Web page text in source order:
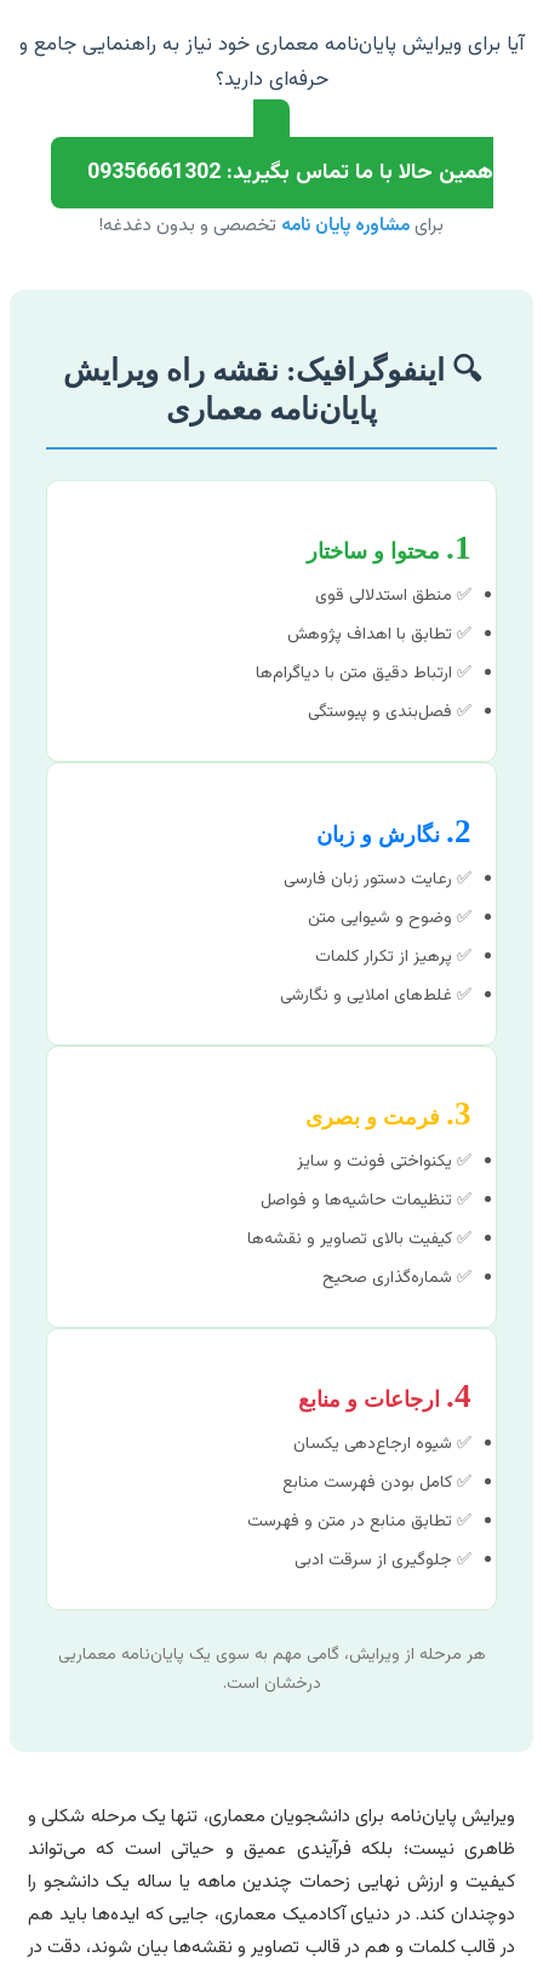
برای ویرایش پایان‌نامه معماری خود نیاز به راهنمایی جامع و
حرفه‌ای دارید؟
همین حالا با ما تماس بگیرید: 09356661302
مشاوره پایان نامهتخصصی و بدون دغدغه!
🔍 اینفوگرافیک: نقشه راه ویرایش
پایان‌نامه معماری
محتوا و ساختار
✅ منطق استدلالی قوی
✅ تطابق با اهداف پژوهش
✅ ارتباط دقیق متن با دیاگرام‌ها
✅ فصل‌بندی و پیوستگی
نگارش و زبان
✅ رعایت دستور زبان فارسی
✅ وضوح و شیوایی متن
✅ پرهیز از تکرار کلمات
✅ غلط‌های املایی و نگارشی
فرمت و بصری
✅ یکنواختی فونت و سایز
✅ تنظیمات حاشیه‌ها و فواصل
✅ کیفیت بالای تصاویر و نقشه‌ها
✅ شماره‌گذاری صحیح
ارجاعات و منابع
✅ شیوه ارجاع‌دهی یکسان
✅ کامل بودن فهرست منابع
✅ تطابق منابع در متن و فهرست
✅ جلوگیری از سرقت ادبی
هر مرحله از ویرایش، گامی مهم به سوی یک پایان‌نامه معماریی
درخشان است.
پایان‌نامه برای دانشجویان معماری، تنها یک مرحله شکلی و
نیست؛ بلکه فرآیندی عمیق و حیاتی است که می‌تواند
و ارزش نهایی زحمات چندین ماهه یا ساله یک دانشجو را
کند. در دنیای آکادمیک معماری، جایی که ایده‌ها باید هم
قالب کلمات و هم در قالب تصاویر و نقشه‌ها بیان شوند، دقت در